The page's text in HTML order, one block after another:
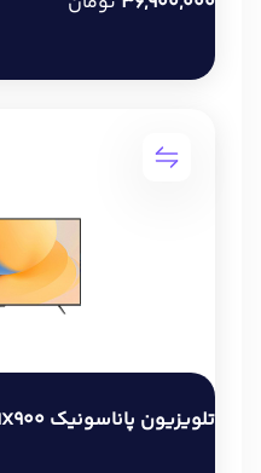
تلویزیون پاناسونیک 86NX900